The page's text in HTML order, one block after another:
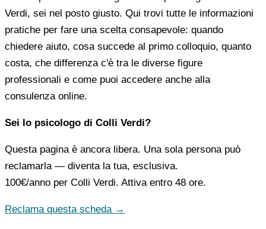
Verdi, sei nel posto giusto. Qui trovi tutte le informazioni
pratiche per fare una scelta consapevole: quando
chiedere aiuto, cosa succede al primo colloquio, quanto
costa, che differenza c'è tra le diverse figure
professionali e come puoi accedere anche alla
consulenza online.
Sei lo psicologo di Colli Verdi?
Questa pagina è ancora libera. Una sola persona può
reclamarla — diventa la tua, esclusiva.
100€/anno per Colli Verdi. Attiva entro 48 ore.
Reclama questa scheda →